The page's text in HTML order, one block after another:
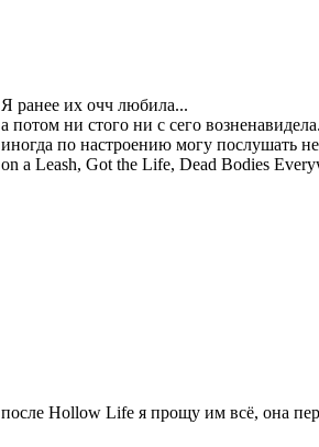
Я ранее их очч любила...
а потом ни стого ни с сего
иногда по настроению могу послушать
on a Leash, Got the Life, Dead Bodies
после Hollow Life я прощу им всё, она